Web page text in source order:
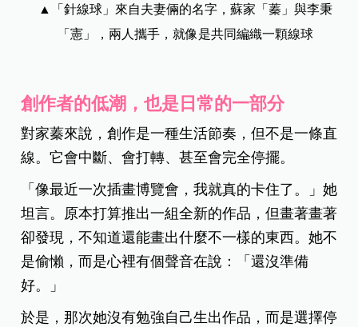
▲「針線球」來自夫妻倆的名字，蘇家「蓁」與李秉
「憲」，兩人攜手，就像是共同編織一顆線球
創作者的低潮，也是日常的一部分
對家蓁來說，創作是一種生活節奏，但不是一條直
線。它會中斷、會打轉、甚至會完全停擺。
「像最近一次插畫博覽會，我就真的卡住了。」她
坦言。原本打算推出一組全新的作品，但畫著畫著
卻發現，不知道還能畫出什麼不一樣的東西。她不
是偷懶，而是心裡有個聲音在說：「還沒準備
好。」
於是，那次她沒有勉強自己生出作品，而是選擇停